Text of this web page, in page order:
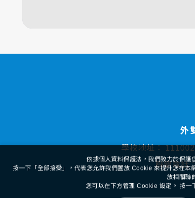
外
學校地址：
聯繫電話
依據個人資料保護法，我們致力於保護
按一下「全部接受」，代表您允許我們置放 Cookie 來提升您在
放相關聯
您可以在下方管理 Cookie 設定。 按一